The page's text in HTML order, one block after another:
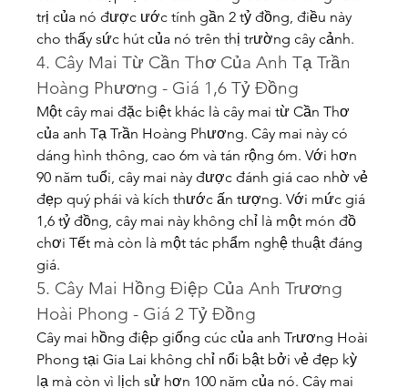
trị của nó được ước tính gần 2 tỷ đồng, điều này
cho thấy sức hút của nó trên thị trường cây cảnh.
4. Cây Mai Từ Cần Thơ Của Anh Tạ Trần
Hoàng Phương - Giá 1,6 Tỷ Đồng
Một cây mai đặc biệt khác là cây mai từ Cần Thơ
của anh Tạ Trần Hoàng Phương. Cây mai này có
dáng hình thông, cao 6m và tán rộng 6m. Với hơn
90 năm tuổi, cây mai này được đánh giá cao nhờ vẻ
đẹp quý phái và kích thước ấn tượng. Với mức giá
1,6 tỷ đồng, cây mai này không chỉ là một món đồ
chơi Tết mà còn là một tác phẩm nghệ thuật đáng
giá.
5. Cây Mai Hồng Điệp Của Anh Trương
Hoài Phong - Giá 2 Tỷ Đồng
Cây mai hồng điệp giống cúc của anh Trương Hoài
Phong tại Gia Lai không chỉ nổi bật bởi vẻ đẹp kỳ
lạ mà còn vì lịch sử hơn 100 năm của nó. Cây mai